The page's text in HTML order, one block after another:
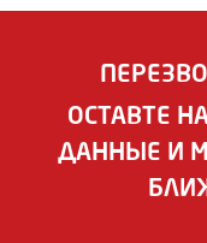
ОСТАВТЕ
ДАННЫЕ И